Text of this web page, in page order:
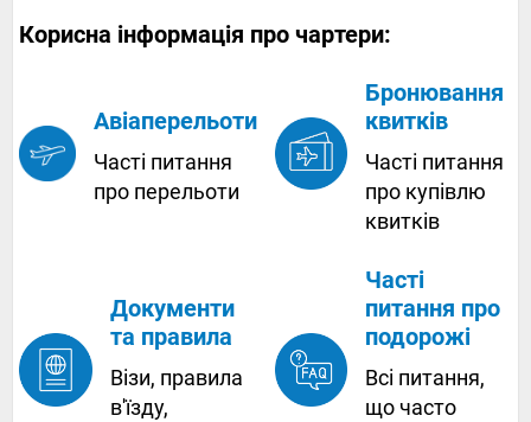
Корисна інформація про чартери:
Авіаперельоти
Часті питання
про перельоти
Бронювання
квитків
Часті питання
про купівлю
квитків
Документи
та правила
Візи, правила
в'їзду,
Часті
питання про
подорожі
Всі питання,
що часто